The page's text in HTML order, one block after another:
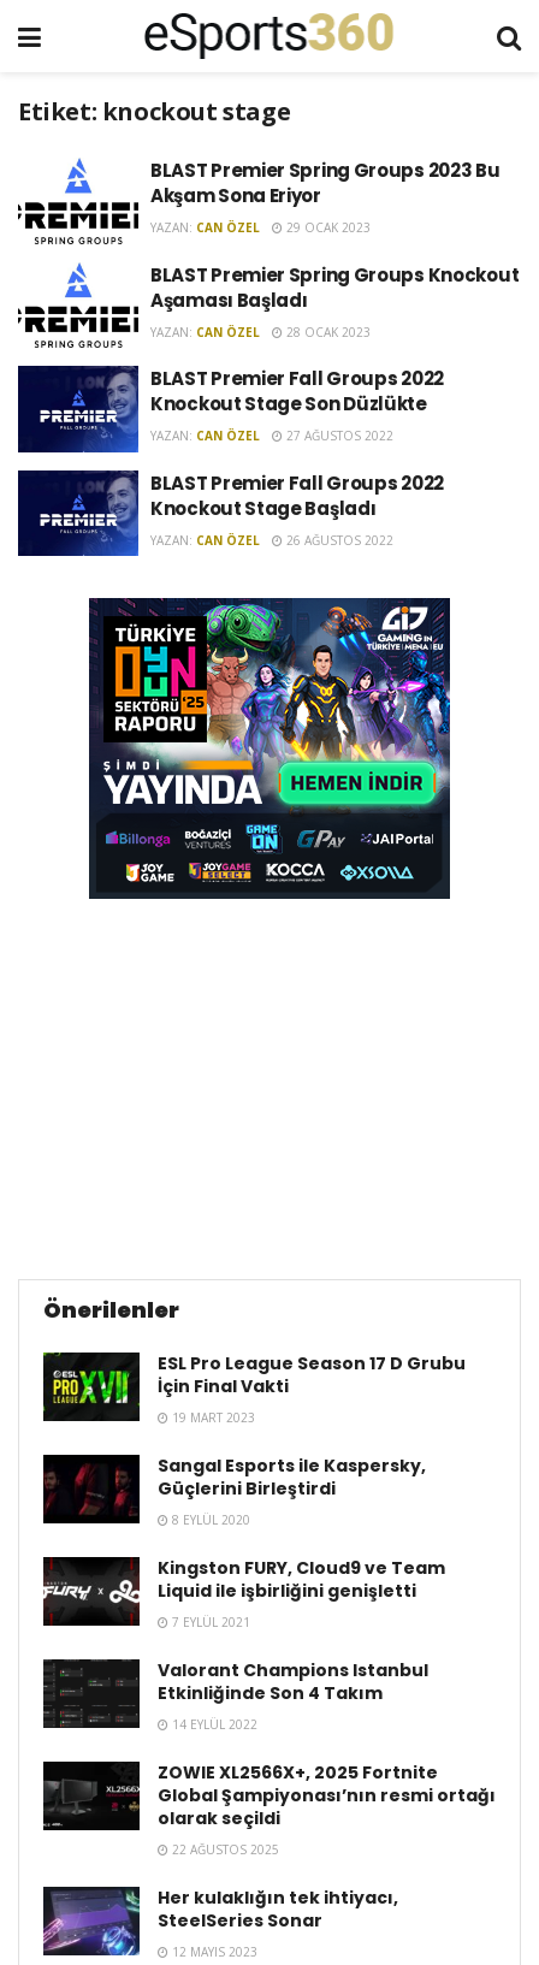
Etiket: knockout stage
BLAST Premier Spring Groups 2023 Bu
Akşam Sona Eriyor
YAZAN: CAN ÖZEL 29 OCAK 2023
BLAST Premier Spring Groups Knockout
Aşaması Başladı
YAZAN: CAN ÖZEL 28 OCAK 2023
BLAST Premier Fall Groups 2022
Knockout Stage Son Düzlükte
YAZAN: CAN ÖZEL 27 AĞUSTOS 2022
BLAST Premier Fall Groups 2022
Knockout Stage Başladı
YAZAN: CAN ÖZEL 26 AĞUSTOS 2022
Önerilenler
ESL Pro League Season 17 D Grubu
İçin Final Vakti
19 MART 2023
Sangal Esports ile Kaspersky,
Güçlerini Birleştirdi
8 EYLÜL 2020
Kingston FURY, Cloud9 ve Team
Liquid ile işbirliğini genişletti
7 EYLÜL 2021
Valorant Champions Istanbul
Etkinliğinde Son 4 Takım
14 EYLÜL 2022
ZOWIE XL2566X+, 2025 Fortnite
Global Şampiyonası’nın resmi ortağı
olarak seçildi
22 AĞUSTOS 2025
Her kulaklığın tek ihtiyacı,
SteelSeries Sonar
12 MAYIS 2023